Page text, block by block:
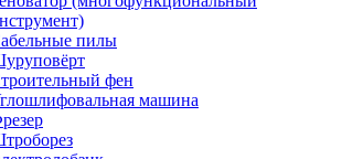
пилы
фен
машина